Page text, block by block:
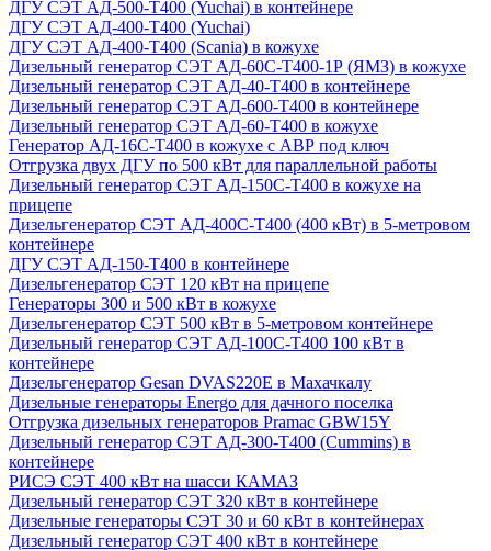
ДГУ СЭТ АД-500-Т400 (Yuchai) в контейнере
ДГУ СЭТ АД-400-Т400 (Yuchai)
ДГУ СЭТ АД-400-Т400 (Scania) в кожухе
Дизельный генератор СЭТ АД-60С-Т400-1Р (ЯМЗ) в кожухе
Дизельный генератор СЭТ АД-40-Т400 в контейнере
Дизельный генератор СЭТ АД-600-Т400 в контейнере
Дизельный генератор СЭТ АД-60-Т400 в кожухе
Генератор АД-16С-Т400 в кожухе с АВР под ключ
Отгрузка двух ДГУ по 500 кВт для параллельной работы
Дизельный генератор СЭТ АД-150С-Т400 в кожухе на
прицепе
Дизельгенератор СЭТ АД-400С-Т400 (400 кВт) в 5-метровом
контейнере
ДГУ СЭТ АД-150-Т400 в контейнере
Дизельгенератор СЭТ 120 кВт на прицепе
Генераторы 300 и 500 кВт в кожухе
Дизельгенератор СЭТ 500 кВт в 5-метровом контейнере
Дизельный генератор СЭТ АД-100С-Т400 100 кВт в
контейнере
Дизельгенератор Gesan DVAS220E в Махачкалу
Дизельные генераторы Energo для дачного поселка
Отгрузка дизельных генераторов Pramac GВW15Y
Дизельный генератор СЭТ АД-300-Т400 (Cummins) в
контейнере
РИСЭ СЭТ 400 кВт на шасси КАМАЗ
Дизельный генератор СЭТ 320 кВт в контейнере
Дизельные генераторы СЭТ 30 и 60 кВт в контейнерах
Дизельный генератор СЭТ 400 кВт в контейнере